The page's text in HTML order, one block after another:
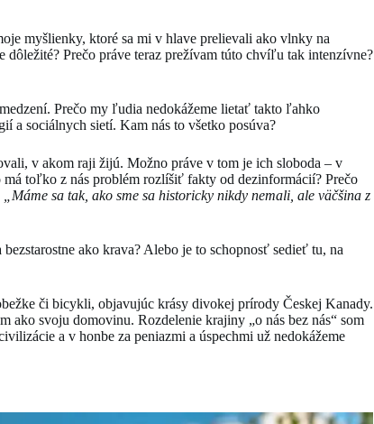
myšlienky, ktoré sa mi v hlave prelievali ako vlnky na
dôležité? Prečo práve teraz prežívam túto chvíľu tak intenzívne?
Prečo my ľudia nedokážeme lietať takto ľahko
a sociálnych sietí. Kam nás to všetko posúva?
v akom raji žijú. Možno práve v tom je ich sloboda – v
toľko z nás problém rozlíšiť fakty od dezinformácií? Prečo
„Máme sa tak, ako sme sa historicky nikdy nemali, ale väčšina z
ako krava? Alebo je to schopnosť sedieť tu, na
či bicykli, objavujúc krásy divokej prírody Českej Kanady.
ako svoju domovinu. Rozdelenie krajiny „o nás bez nás“ som
a v honbe za peniazmi a úspechmi už nedokážeme